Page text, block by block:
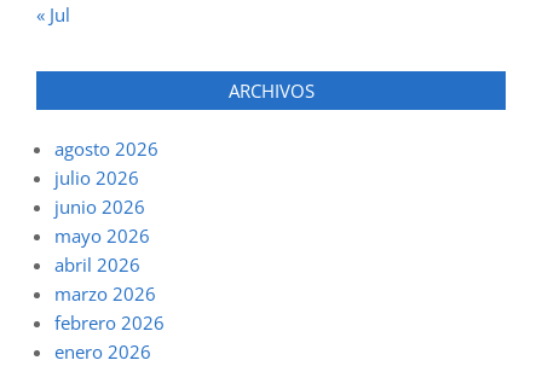
« Jul
ARCHIVOS
agosto 2026
julio 2026
junio 2026
mayo 2026
abril 2026
marzo 2026
febrero 2026
enero 2026